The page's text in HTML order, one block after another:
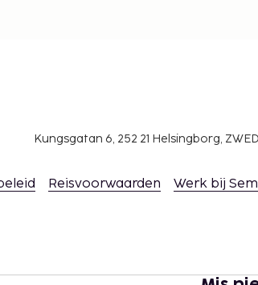
Kungsgatan 6, 252 21 Helsingborg,
Reisvoorwaarden Werk bij